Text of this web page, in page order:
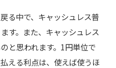
る中で、キャッシュレス普
す。また、キャッシュレス
と思われます。1円単位で
える利点は、使えば使うほ